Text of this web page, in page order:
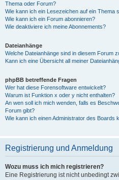
Thema oder Forum?
Wie kann ich ein Lesezeichen auf ein Thema
Wie kann ich ein Forum abonnieren?
Wie deaktiviere ich meine Abonnements?
Dateianhänge
Welche Dateianhänge sind in diesem Forum
Kann ich eine Übersicht all meiner
phpBB betreffende Fragen
Wer hat diese Forensoftware entwickelt?
Warum ist Funktion x oder y nicht enthalten?
An wen soll ich mich wenden, falls es
Forum gibt?
Wie kann ich einen Administrator des Boards
Registrierung und Anmeldung
Wozu muss ich mich registrieren?
Eine Registrierung ist nicht unbedingt